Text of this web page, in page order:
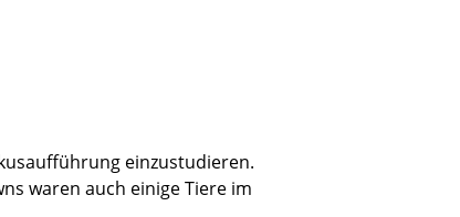
einzustudieren.
waren auch einige Tiere im